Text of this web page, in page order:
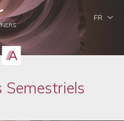
Semestriels
FR